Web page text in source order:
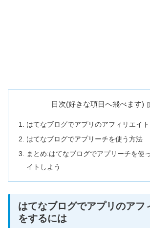
目次(好きな項目へ飛べます)
はてなブログでアプリのアフィリエイ
はてなブログでアプリーチを使う方法
まとめ:はてなブログでアプリーチを使
イトしよう
はてなブログでアプリのアフ
をするには